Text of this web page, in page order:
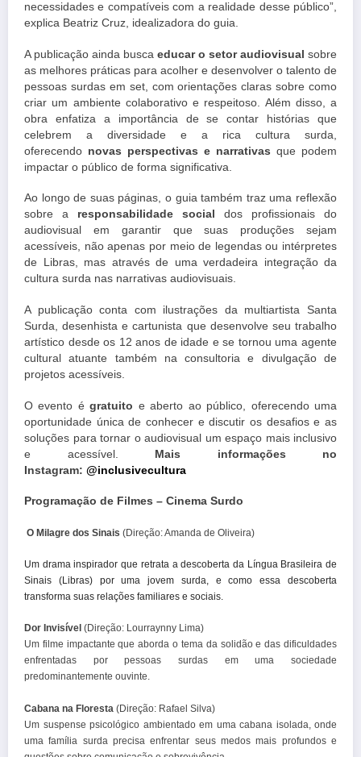
necessidades e compatíveis com a realidade desse público”,
explica Beatriz Cruz, idealizadora do guia.
A publicação ainda busca educar o setor audiovisual sobre
as melhores práticas para acolher e desenvolver o talento de
pessoas surdasem set, com orientações claras sobre como
criar um ambiente colaborativo e respeitoso. Além disso, a
obra enfatiza a importância de se contar histórias que
celebrem a diversidade e a rica cultura surda,
oferecendo novas perspectivas e narrativas que podem
impactar o público de forma significativa.
Ao longo de suas páginas, o guia também traz uma reflexão
sobre a responsabilidade social
dos profissionais do
audiovisual em garantir que suas produções sejam
acessíveis, não apenas por meio de legendas ou intérpretes
de Libras, mas através de uma verdadeira integração da
cultura surda nas narrativas audiovisuais.
A publicação conta com ilustrações da multiartista Santa
Surda, desenhista e cartunista que desenvolve seu trabalho
artístico desde os 12 anos de idade e se tornou uma agente
cultural atuante também na consultoria e divulgação de
projetos acessíveis.
O evento égratuito e aberto ao público, oferecendo uma
oportunidade única de conhecer e discutir os desafios e as
soluções para tornar o audiovisual um espaço mais inclusivo
e acessível. Mais informações no
Instagram: @inclusivecultura
Programação de Filmes – Cinema Surdo
O Milagre dos Sinais (Direção: Amanda de Oliveira)
Um drama inspirador que retrata a descoberta da Língua Brasileira de
Sinais (Libras) por uma jovem surda, e como essa descoberta
transforma suas relações familiares e sociais.
Dor Invisível (Direção: Lourraynny Lima)
Um filme impactante que aborda o tema da solidão e das dificuldades
enfrentadas por pessoas surdas em uma sociedade
predominantemente ouvinte.
Cabana na Floresta (Direção: Rafael Silva)
Um suspense psicológico ambientado em uma cabana isolada, onde
uma família surda precisa enfrentar seus medos mais profundos e